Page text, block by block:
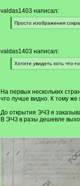
valdas1403 написал:
[
q
Просто изображения
[
valdas1403 написал:
[
q
Хотите увидеть хоть что-
[
На первых нескольких
что лучше видно. К тому же
До открытия ЭЧЗ я
В ЭЧЗ в разы дешевле